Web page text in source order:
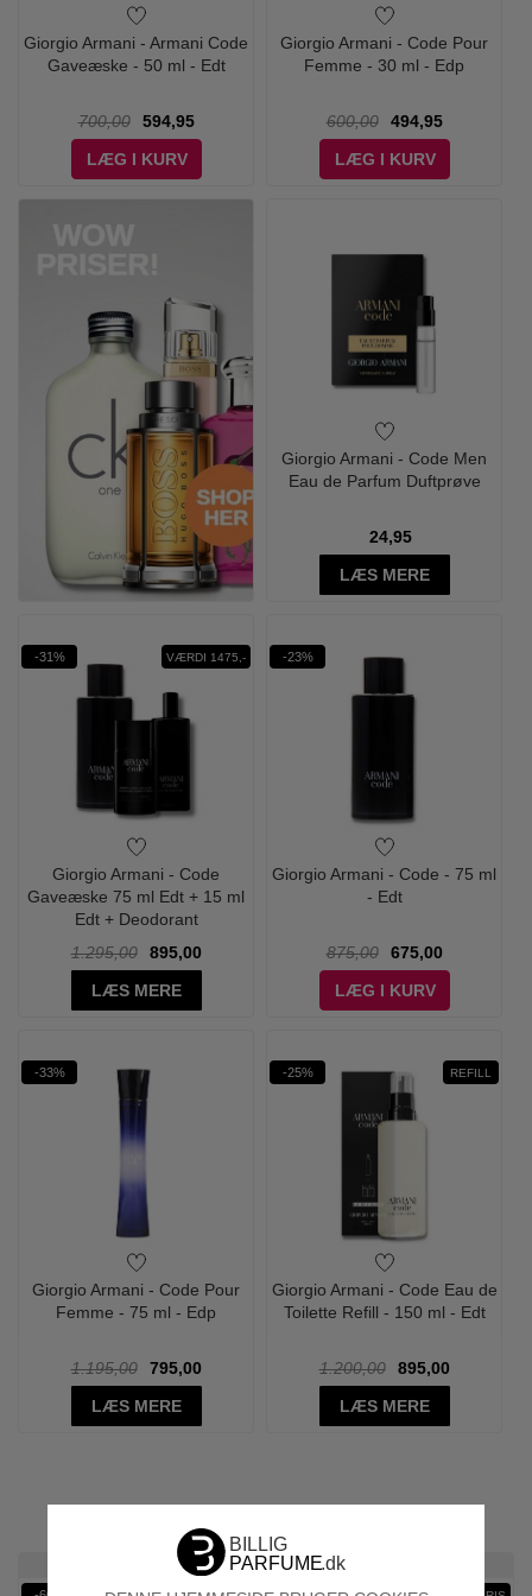
Giorgio Armani - Armani Code
Gaveæske - 50 ml - Edt
700,00
594,95
LÆG I KURV
Giorgio Armani - Code Pour
Femme - 30 ml - Edp
600,00
494,95
LÆG I KURV
Giorgio Armani - Code Men
Eau de Parfum Duftprøve
24,95
LÆS MERE
-31% VÆRDI 1475,-
Giorgio Armani - Code
Gaveæske 75 ml Edt + 15 ml
Edt + Deodorant
1.295,00
895,00
LÆS MERE
-23%
Giorgio Armani - Code - 75 ml
- Edt
875,00
675,00
LÆG I KURV
-33%
Giorgio Armani - Code Pour
Femme - 75 ml - Edp
1.195,00
795,00
LÆS MERE
-25% REFILL
Giorgio Armani - Code Eau de
Toilette Refill - 150 ml - Edt
1.200,00
895,00
LÆS MERE
UDVALGT TIL DIG
Ønskeskyen Favorit Ønskeskyen Favorit